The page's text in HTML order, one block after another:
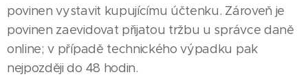
povinen vystavit kupujícímu účtenku. Zároveň je
povinen zaevidovat přijatou tržbu u správce daně
online; v případě technického výpadku pak
nejpozději do 48 hodin.